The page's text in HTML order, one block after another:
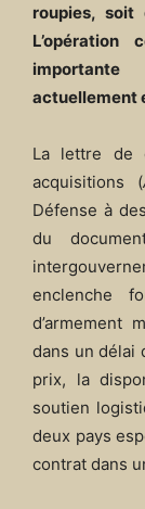
roupies,
actuellement
La lettre de
acquisitions (
Défense à
du
enclenche
d’armement
dans un délai
prix, la
soutien
deux pays
contrat dans